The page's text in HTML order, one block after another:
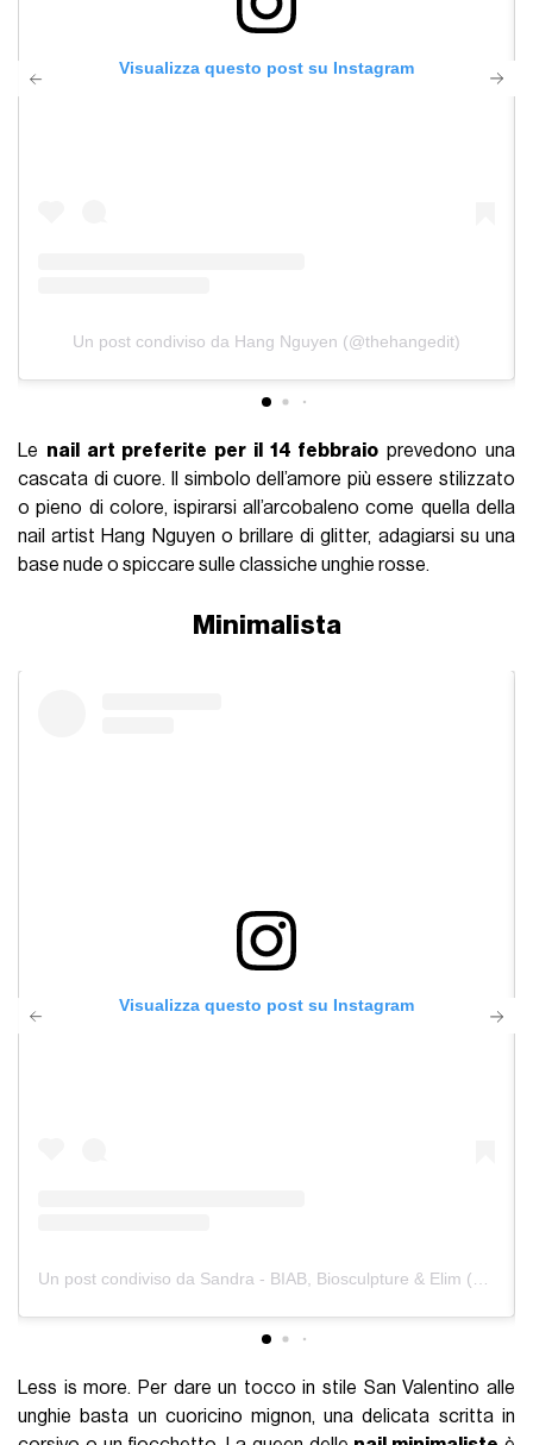
Visualizza questo post su Instagram
Un post condiviso da Hang Nguyen (@thehangedit)
Le nail art preferite per il 14 febbraio prevedono una
cascata di cuore. Il simbolo dell’amore più essere stilizzato
o pieno di colore, ispirarsi all’arcobaleno come quella della
nail artist Hang Nguyen o brillare di glitter, adagiarsi su una
base nude o spiccare sulle classiche unghie rosse.
Minimalista
Visualizza questo post su Instagram
Un post condiviso da Sandra - BIAB, Biosculpture & Elim (@bysandrafs)
Less is more. Per dare un tocco in stile San Valentino alle
unghie basta un cuoricino mignon, una delicata scritta in